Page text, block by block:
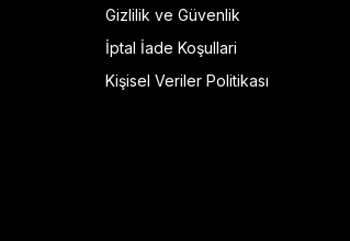
Gizlilik ve Güvenlik
İptal İade Koşullari
Kişisel Veriler Politikası